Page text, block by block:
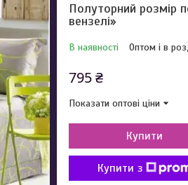
Полуторний розмір
вензелі»
В наявності Оптом і в
795 ₴
Показати оптові ціни
Купити
Купити з